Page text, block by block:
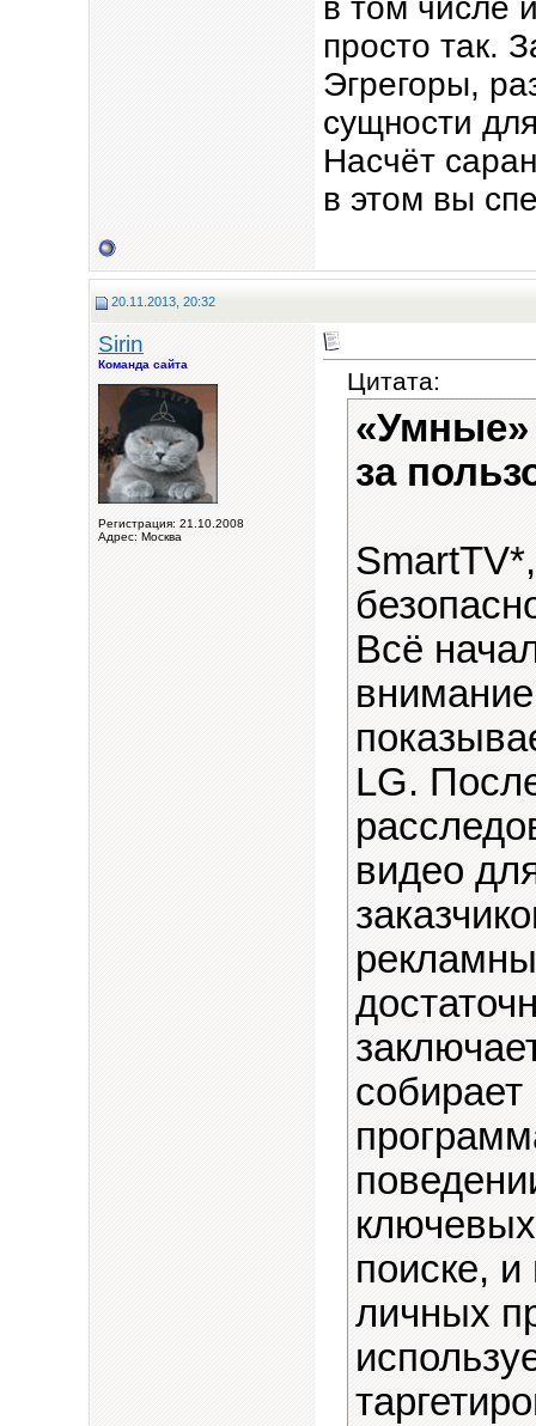
в том числе
просто так.
Эгрегоры,
сущности
Насчёт
в этом вы
20.11.2013, 20:32
Sirin
Команда сайта
Регистрация: 21.10.2008
Адрес: Москва
Цитата:
«Умные»
за
Всё
LG.
видео
поиске,
личных